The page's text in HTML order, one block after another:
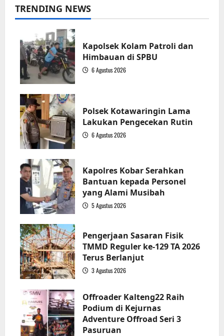
dan
Pemerintah
Daerah
Tahun
2026
TRENDING NEWS
Kapolsek Kolam Patroli dan
Himbauan di SPBU
6 Agustus 2026
Polsek Kotawaringin Lama
Lakukan Pengecekan Rutin
6 Agustus 2026
Kapolres Kobar Serahkan
Bantuan kepada Personel
yang Alami Musibah
5 Agustus 2026
Pengerjaan Sasaran Fisik
TMMD Reguler ke-129 TA 2026
Terus Berlanjut
3 Agustus 2026
Offroader Kalteng22 Raih
Podium di Kejurnas
Adventure Offroad Seri 3
Pasuruan